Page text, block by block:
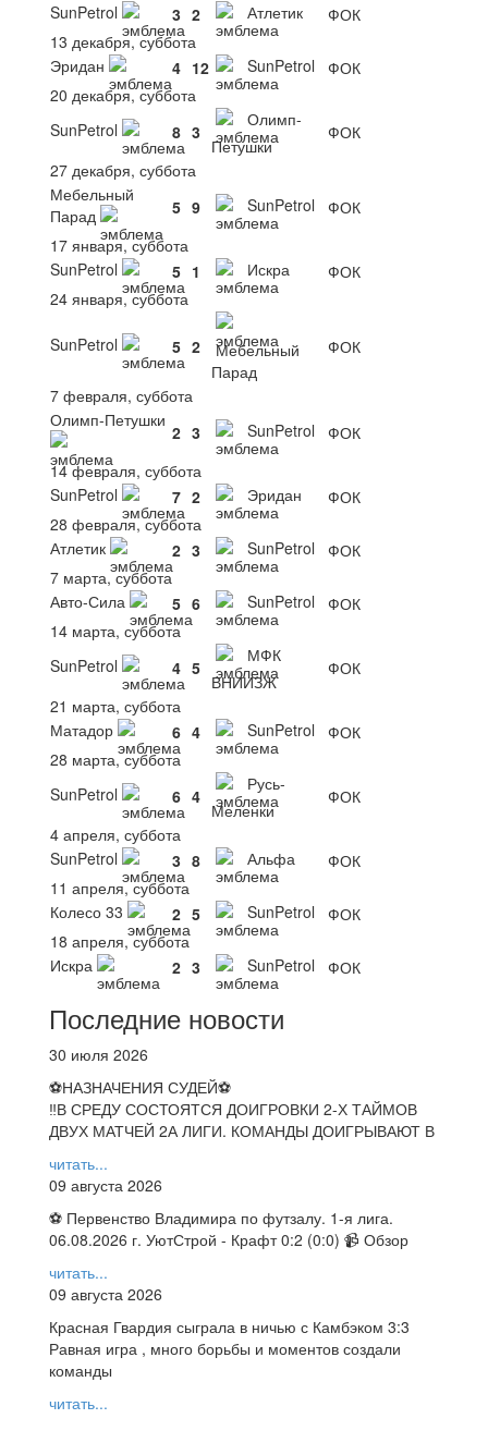
SunPetrol
3 2 Атлетик
ФОК
13 декабря, суббота
Эридан
4 12 SunPetrol
ФОК
20 декабря, суббота
SunPetrol
8 3
Олимп-
Петушки
ФОК
27 декабря, суббота
Мебельный
Парад
5 9 SunPetrol
ФОК
17 января, суббота
SunPetrol
5 1 Искра
ФОК
24 января, суббота
SunPetrol 5 2
Мебельный
Парад
ФОК
7 февраля, суббота
Олимп-Петушки
2 3 SunPetrol
ФОК
14 февраля, суббота
SunPetrol
7 2 Эридан
ФОК
28 февраля, суббота
Атлетик
2 3 SunPetrol
ФОК
7 марта, суббота
Авто-Сила
5 6 SunPetrol
ФОК
14 марта, суббота
SunPetrol
4 5
МФК
ВНИИЗЖ
ФОК
21 марта, суббота
Матадор
6 4 SunPetrol
ФОК
28 марта, суббота
SunPetrol
6 4
Русь-
Меленки
ФОК
4 апреля, суббота
SunPetrol
3 8 Альфа
ФОК
11 апреля, суббота
Колесо 33
2 5 SunPetrol
ФОК
18 апреля, суббота
Искра
2 3 SunPetrol ФОК
Последние новости
30 июля 2026
⚽НАЗНАЧЕНИЯ СУДЕЙ⚽
‼В СРЕДУ СОСТОЯТСЯ ДОИГРОВКИ 2-Х ТАЙМОВ
ДВУХ МАТЧЕЙ 2А ЛИГИ. КОМАНДЫ ДОИГРЫВАЮТ В
читать...
09 августа 2026
⚽ Первенство Владимира по футзалу. 1-я лига.
06.08.2026 г. УютСтрой - Крафт 0:2 (0:0) 📹 Обзор
читать...
09 августа 2026
Красная Гвардия сыграла в ничью с Камбэком 3:3
Равная игра , много борьбы и моментов создали
команды
читать...